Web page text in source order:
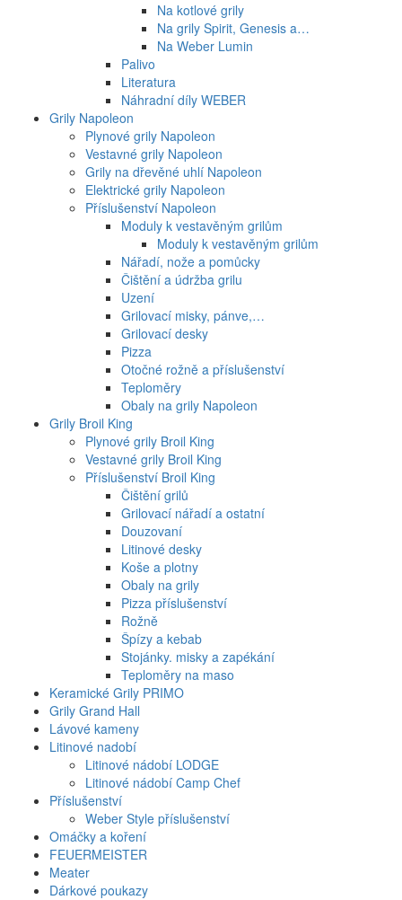
Na kotlové grily
Na grily Spirit, Genesis a…
Na Weber Lumin
Palivo
Literatura
Náhradní díly WEBER
Grily Napoleon
Plynové grily Napoleon
Vestavné grily Napoleon
Grily na dřevěné uhlí Napoleon
Elektrické grily Napoleon
Příslušenství Napoleon
Moduly k vestavěným grilům
Moduly k vestavěným grilům
Nářadí, nože a pomůcky
Čištění a údržba grilu
Uzení
Grilovací misky, pánve,…
Grilovací desky
Pizza
Otočné rožně a příslušenství
Teploměry
Obaly na grily Napoleon
Grily Broil King
Plynové grily Broil King
Vestavné grily Broil King
Příslušenství Broil King
Čištění grilů
Grilovací nářadí a ostatní
Douzovaní
Litinové desky
Koše a plotny
Obaly na grily
Pizza příslušenství
Rožně
Špízy a kebab
Stojánky. misky a zapékání
Teploměry na maso
Keramické Grily PRIMO
Grily Grand Hall
Lávové kameny
Litinové nadobí
Litinové nádobí LODGE
Litinové nádobí Camp Chef
Příslušenství
Weber Style příslušenství
Omáčky a koření
FEUERMEISTER
Meater
Dárkové poukazy